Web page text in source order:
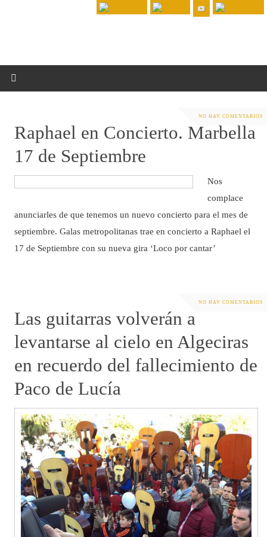
NO HAY COMENTARIOS
Raphael en Concierto. Marbella
17 de Septiembre
Nos
complace
anunciarles de que tenemos un nuevo concierto para el mes de
septiembre. Galas metropolitanas trae en concierto a Raphael el
17 de Septiembre con su nueva gira ‘Loco por cantar’
NO HAY COMENTARIOS
Las guitarras volverán a
levantarse al cielo en Algeciras
en recuerdo del fallecimiento de
Paco de Lucía